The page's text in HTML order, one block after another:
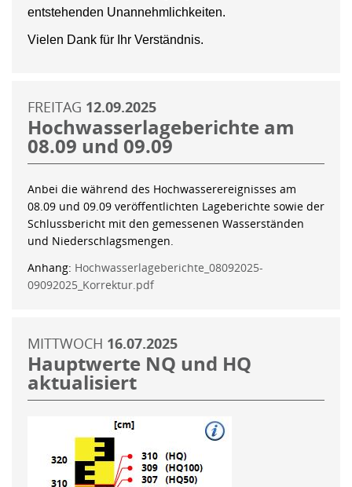
entstehenden Unannehmlichkeiten.
Vielen Dank für Ihr Verständnis.
FREITAG 12.09.2025
Hochwasserlageberichte am
08.09 und 09.09
Anbei die während des Hochwasserereignisses am
08.09 und 09.09 veröffentlichten Lageberichte sowie der
Schlussbericht mit den gemessenen Wasserständen
und Niederschlagsmengen.
Anhang: Hochwasserlageberichte_08092025-
09092025_Korrektur.pdf
MITTWOCH 16.07.2025
Hauptwerte NQ und HQ
aktualisiert